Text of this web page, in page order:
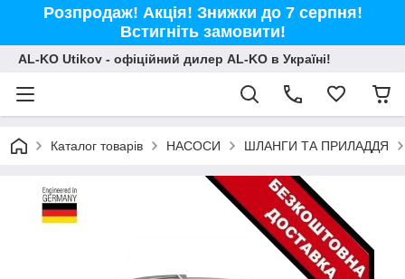
Розпродаж! Акція! Знижки до 7 серпня!
Встигніть замовити!
AL-KO Utikov - офіційний дилер AL-KO в Україні!
Каталог товарів НАСОСИ ШЛАНГИ ТА ПРИЛАДДЯ